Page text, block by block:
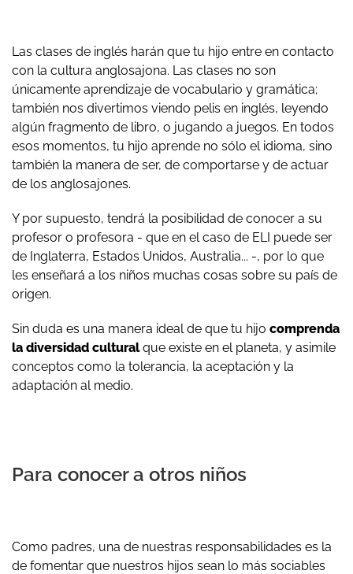
Las clases de inglés harán que tu hijo entre en contacto
con la cultura anglosajona. Las clases no son
únicamente aprendizaje de vocabulario y gramática;
también nos divertimos viendo pelis en inglés, leyendo
algún fragmento de libro, o jugando a juegos. En todos
esos momentos, tu hijo aprende no sólo el idioma, sino
también la manera de ser, de comportarse y de actuar
de los anglosajones.
Y por supuesto, tendrá la posibilidad de conocer a su
profesor o profesora - que en el caso de ELI puede ser
de Inglaterra, Estados Unidos, Australia... -, por lo que
les enseñará a los niños muchas cosas sobre su país de
origen.
Sin duda es una manera ideal de que tu hijo comprenda
la diversidad culturalque existe en el planeta, y asimile
conceptos como la tolerancia, la aceptación y la
adaptación al medio.
Para conocer a otros niños
Como padres, una de nuestras responsabilidades es la
de fomentar que nuestros hijos sean lo más sociables